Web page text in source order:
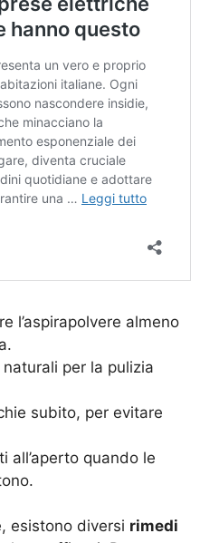
l’aspirapolvere almeno
per la pulizia
subito, per evitare
quando le
esistono diversi rimedi